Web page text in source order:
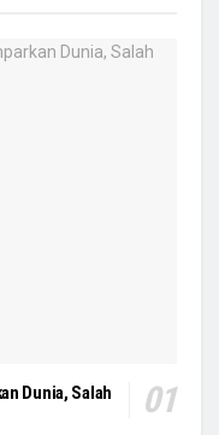
Dunia, Salah